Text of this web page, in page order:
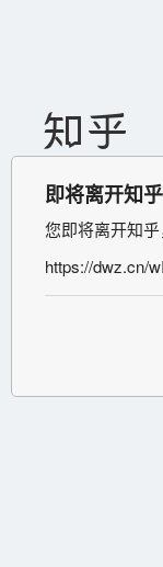
即将离开知乎
您即将离开知乎
https://dwz.cn/